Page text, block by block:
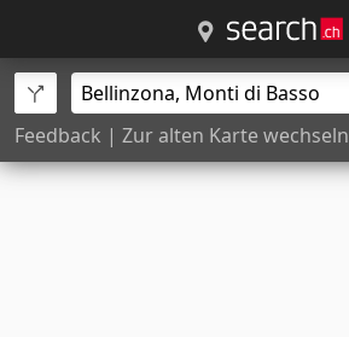
Feedback | Zur alten Karte wechseln